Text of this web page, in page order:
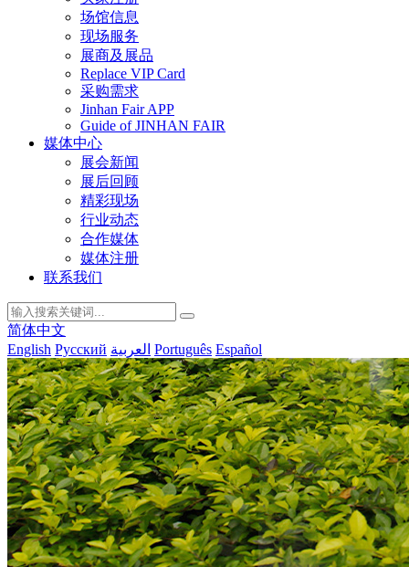
场馆信息
现场服务
展商及展品
Replace VIP Card
采购需求
Jinhan Fair APP
Guide of JINHAN FAIR
媒体中心
展会新闻
展后回顾
精彩现场
行业动态
合作媒体
媒体注册
联系我们
简体中文
English Русский العربية Português Español